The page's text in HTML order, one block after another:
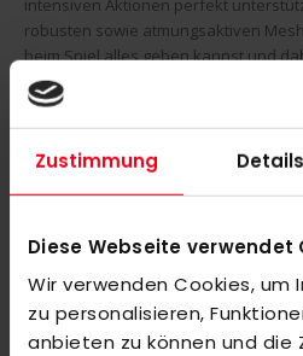
Zustimmung Details
Diese Webseite verwendet
Wir verwenden Cookies, um
zu personalisieren,
anbieten zu können und die
intensiven Aktionen perfekt
robusten sowie atmungsaktiven
beim Spiel alles geben kannst und
Die gepolsterte EVA-Zwischensohle
optimale Dämpfung. Die abriebfeste
das Design des adidas Schuhs ab
BEWERTUNGEN
ÄHNLICHE PRODUKTE